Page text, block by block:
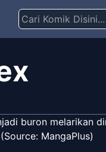
buron melarikan
MangaPlus)